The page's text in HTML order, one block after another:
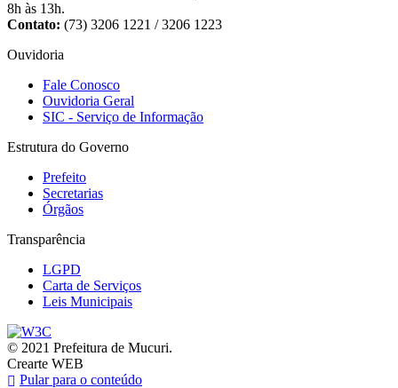
8h às 13h.
Contato: (73) 3206 1221 / 3206 1223
Ouvidoria
Fale Conosco
Ouvidoria Geral
SIC - Serviço de Informação
Estrutura do Governo
Prefeito
Secretarias
Órgãos
Transparência
LGPD
Carta de Serviços
Leis Municipais
© 2021 Prefeitura de Mucuri.
Crearte WEB
Pular para o conteúdo